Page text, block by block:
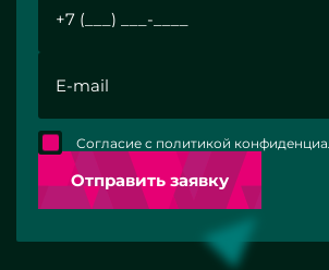
Отправить заявку
Согласие с политикой